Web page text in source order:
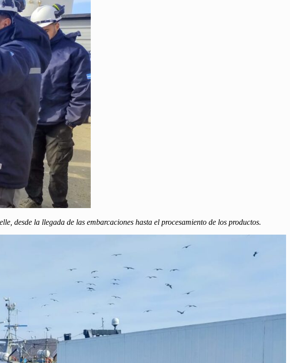
desde la llegada de las embarcaciones hasta el procesamiento de los productos.